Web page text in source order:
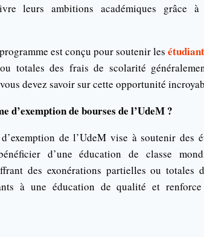
leurs ambitions académiques grâce
est conçu pour soutenir les
totales des frais de scolarité
devez savoir sur cette opportunité
d’exemption de bourses de l’UdeM ?
de l’UdeM vise à soutenir des
d’une éducation de classe
des exonérations partielles ou totales
à une éducation de qualité et